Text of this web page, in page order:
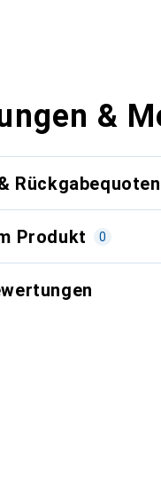
&
Rückgabequoten
Produkt 0